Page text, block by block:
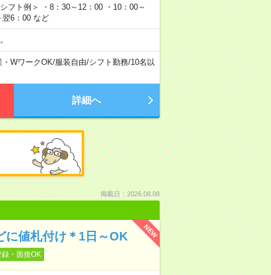
フト例＞ ・8：30～12：00 ・10：00～
翌6：00 など
・WワークOK/服装自由/シフト勤務/10名以
詳細へ
掲載日：2026.08.08
NEW
に値札付け＊1日～OK
・面接OK